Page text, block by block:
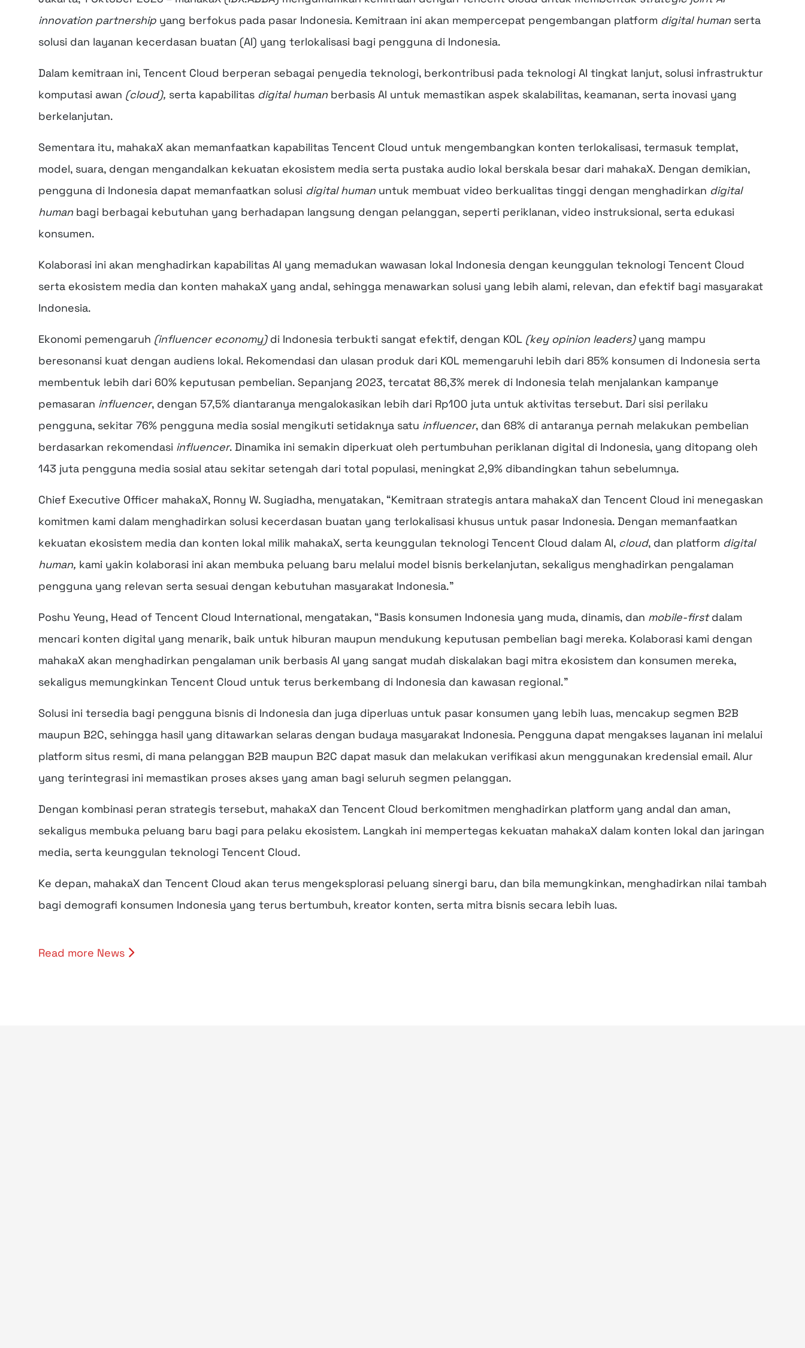
innovation partnership yang berfokus pada pasar Indonesia. Kemitraan ini akan mempercepat pengembangan platform digital human serta
solusi dan layanan kecerdasan buatan (AI) yang terlokalisasi bagi pengguna di Indonesia.
Dalam kemitraan ini, Tencent Cloud berperan sebagai penyedia teknologi, berkontribusi pada teknologi AI tingkat lanjut, solusi infrastruktur
komputasi awan (cloud), serta kapabilitas digital human berbasis AI untuk memastikan aspek skalabilitas, keamanan, serta inovasi yang
berkelanjutan.
Sementara itu, mahakaX akan memanfaatkan kapabilitas Tencent Cloud untuk mengembangkan konten terlokalisasi, termasuk templat,
model, suara, dengan mengandalkan kekuatan ekosistem media serta pustaka audio lokal berskala besar dari mahakaX. Dengan demikian,
pengguna di Indonesia dapat memanfaatkan solusi digital human untuk membuat video berkualitas tinggi dengan menghadirkan digital
human bagi berbagai kebutuhan yang berhadapan langsung dengan pelanggan, seperti periklanan, video instruksional, serta edukasi
konsumen.
Kolaborasi ini akan menghadirkan kapabilitas AI yang memadukan wawasan lokal Indonesia dengan keunggulan teknologi Tencent Cloud
serta ekosistem media dan konten mahakaX yang andal, sehingga menawarkan solusi yang lebih alami, relevan, dan efektif bagi masyarakat
Indonesia.
Ekonomi pemengaruh (influencer economy)di Indonesia terbukti sangat efektif, dengan KOL (key opinion leaders)yang mampu
beresonansi kuat dengan audiens lokal. Rekomendasi dan ulasan produk dari KOL memengaruhi lebih dari 85% konsumen di Indonesia serta
membentuk lebih dari 60% keputusan pembelian. Sepanjang 2023, tercatat 86,3% merek di Indonesia telah menjalankan kampanye
pemasaran influencer, dengan 57,5% diantaranya mengalokasikan lebih dari Rp100 juta untuk aktivitas tersebut. Dari sisi perilaku
pengguna, sekitar 76% pengguna media sosial mengikuti setidaknya satu influencer, dan 68% di antaranya pernah melakukan pembelian
berdasarkan rekomendasi influencer. Dinamika ini semakin diperkuat oleh pertumbuhan periklanan digital di Indonesia, yang ditopang oleh
143 juta pengguna media sosial atau sekitar setengah dari total populasi, meningkat 2,9% dibandingkan tahun sebelumnya.
Chief Executive Officer mahakaX, Ronny W. Sugiadha, menyatakan, “Kemitraan strategis antara mahakaX dan Tencent Cloud ini menegaskan
komitmen kami dalam menghadirkan solusi kecerdasan buatan yang terlokalisasi khusus untuk pasar Indonesia. Dengan memanfaatkan
kekuatan ekosistem media dan konten lokal milik mahakaX, serta keunggulan teknologi Tencent Cloud dalam AI, cloud, dan platform digital
human, kami yakin kolaborasi ini akan membuka peluang baru melalui model bisnis berkelanjutan, sekaligus menghadirkan pengalaman
pengguna yang relevan serta sesuai dengan kebutuhan masyarakat Indonesia.”
Poshu Yeung, Head of Tencent Cloud International, mengatakan, “Basis konsumen Indonesia yang muda, dinamis, dan mobile-firstdalam
mencari konten digital yang menarik, baik untuk hiburan maupun mendukung keputusan pembelian bagi mereka. Kolaborasi kami dengan
mahakaX akan menghadirkan pengalaman unik berbasis AI yang sangat mudah diskalakan bagi mitra ekosistem dan konsumen mereka,
sekaligus memungkinkan Tencent Cloud untuk terus berkembang di Indonesia dan kawasan regional.”
Solusi ini tersedia bagi pengguna bisnis di Indonesia dan juga diperluas untuk pasar konsumen yang lebih luas, mencakup segmen B2B
maupun B2C, sehingga hasil yang ditawarkan selaras dengan budaya masyarakat Indonesia. Pengguna dapat mengakses layanan ini melalui
platform situs resmi, di mana pelanggan B2B maupun B2C dapat masuk dan melakukan verifikasi akun menggunakan kredensial email. Alur
yang terintegrasi ini memastikan proses akses yang aman bagi seluruh segmen pelanggan.
Dengan kombinasi peran strategis tersebut, mahakaX dan Tencent Cloud berkomitmen menghadirkan platform yang andal dan aman,
sekaligus membuka peluang baru bagi para pelaku ekosistem. Langkah ini mempertegas kekuatan mahakaX dalam konten lokal dan jaringan
media, serta keunggulan teknologi Tencent Cloud.
Ke depan, mahakaX dan Tencent Cloud akan terus mengeksplorasi peluang sinergi baru, dan bila memungkinkan, menghadirkan nilai tambah
bagi demografi konsumen Indonesia yang terus bertumbuh, kreator konten, serta mitra bisnis secara lebih luas.
Read more News